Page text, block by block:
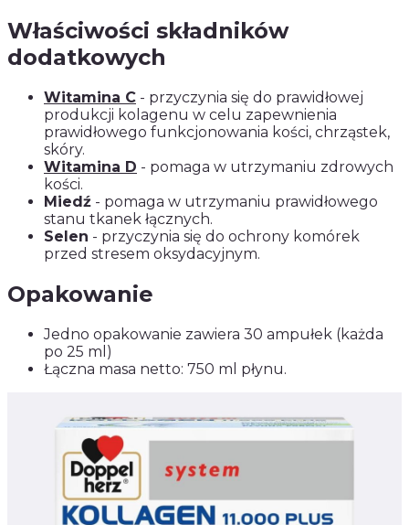
Właściwości składników
dodatkowych
Witamina C - przyczynia się do prawidłowej
produkcji kolagenu w celu zapewnienia
prawidłowego funkcjonowania kości, chrząstek,
skóry.
Witamina D - pomaga w utrzymaniu zdrowych
kości.
Miedź - pomaga w utrzymaniu prawidłowego
stanu tkanek łącznych.
Selen - przyczynia się do ochrony komórek
przed stresem oksydacyjnym.
Opakowanie
Jedno opakowanie zawiera 30 ampułek (każda
po 25 ml)
Łączna masa netto: 750 ml płynu.